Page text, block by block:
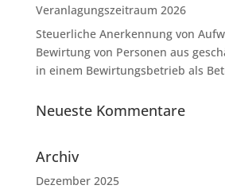
Veranlagungszeitraum 2026
Steuerliche Anerkennung von
Bewirtung von Personen aus
in einem Bewirtungsbetrieb als
Neueste Kommentare
Archiv
Dezember 2025